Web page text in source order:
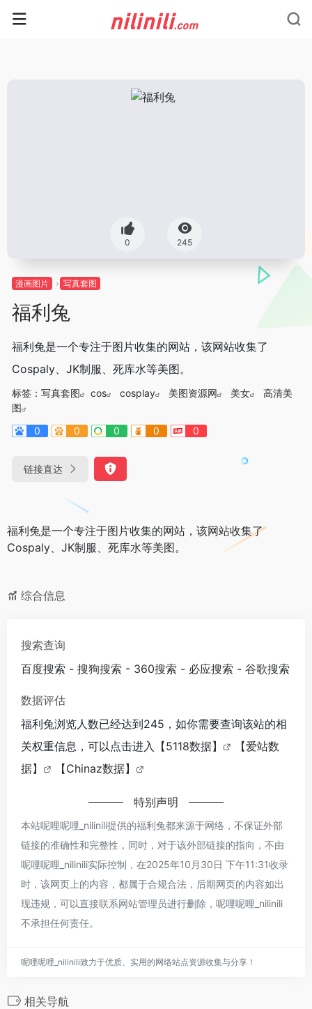
0 245
漫画图片 写真套图
福利兔
福利兔是一个专注于图片收集的网站，该网站收集了
Cospaly、JK制服、死库水等美图。
标签： 写真套图 cos cosplay 美图资源网 美女
高清美
图
0
0 0 0 0
链接直达
福利兔是一个专注于图片收集的网站，该网站收集了
Cospaly、JK制服、死库水等美图。
综合信息
搜索查询
百度搜索 - 搜狗搜索 - 360搜索 - 必应搜索 - 谷歌搜索
数据评估
福利兔浏览人数已经达到245，如你需要查询该站的相
关权重信息，可以点击进入
【5118数据】
【爱站数
据】
【Chinaz数据】
特别声明
本站呢哩呢哩_nilinili提供的福利兔都来源于网络，不保证外部
链接的准确性和完整性，同时，对于该外部链接的指向，不由
呢哩呢哩_nilinili实际控制，在2025年10月30日 下午11:31收录
时，该网页上的内容，都属于合规合法，后期网页的内容如出
现违规，可以直接联系网站管理员进行删除，呢哩呢哩_nilinili
不承担任何责任。
呢哩呢哩_nilinili致力于优质、实用的网络站点资源收集与分享！
相关导航